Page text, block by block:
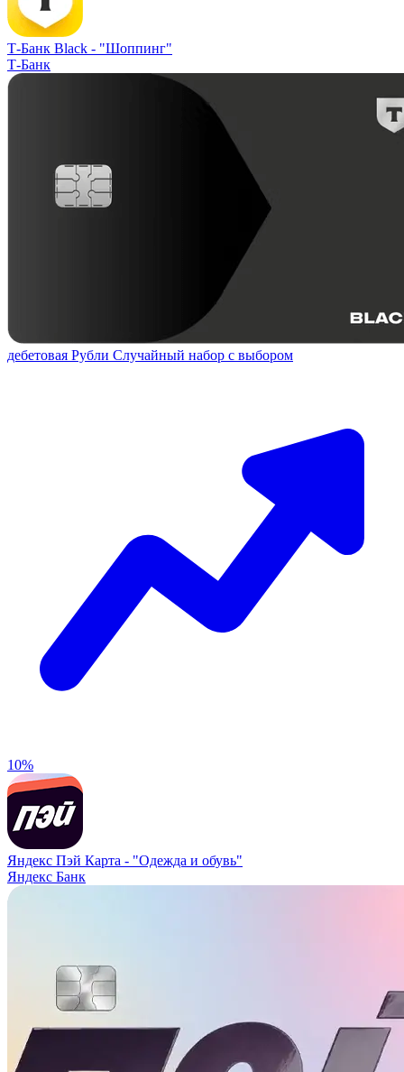
Т-Банк Black - "Шоппинг"
Т-Банк
дебетовая Рубли Случайный набор с выбором
10%
Яндекс Пэй Карта - "Одежда и обувь"
Яндекс Банк